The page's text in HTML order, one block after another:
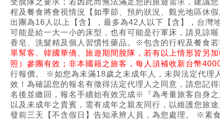
程及餐食將會視情況【如季節、預約狀況、觀光地區休
出團為16人以上【含】，最多為42人以下【含】，台灣
可能是給一大一小的床型，也有可能是行軍床，請見諒
香皂、洗髮精及個人習慣性藥品。
※包含的行程及餐食
單幫客、韓國華僑、旅遊期間脫隊，若有以上情形皆另
照）參團有效；非本國籍之旅客，每人須補收新台幣
行報價。 ※如您為未滿18歲之未成年人，未與法定代理
效！為確認您的報名有徵得法定代理人之同意，請您記
名後並繳回，報名手續始有效完成※『為考量旅客自身
以及未成年之貴賓，需有成年之親友同行，以維護您旅
發前三天【不含假日】告知承辨人員，為您處理。 ※素